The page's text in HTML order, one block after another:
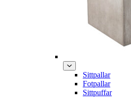
Sittpallar
Fotpallar
Sittpuffar